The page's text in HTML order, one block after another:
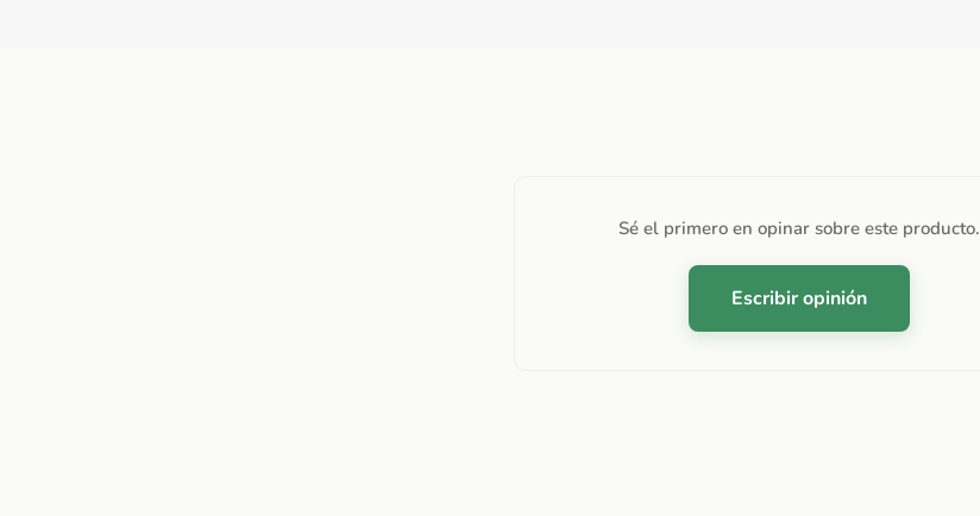
Sé el primero en opinar sobre este producto.
Escribir opinión